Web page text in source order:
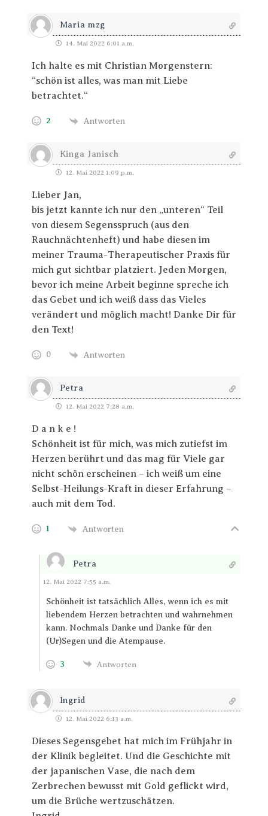
Maria mzg
14. Mai 2022 6:01 a.m.
Ich halte es mit Christian Morgenstern:
“schön ist alles, was man mit Liebe
betrachtet.“
2 Antworten
Kinga Janisch
12. Mai 2022 1:09 p.m.
Lieber Jan,
bis jetzt kannte ich nur den „unteren“ Teil
von diesem Segensspruch (aus den
Rauchnächtenheft) und habe diesen im
meiner Trauma-Therapeutischer Praxis für
mich gut sichtbar platziert. Jeden Morgen,
bevor ich meine Arbeit beginne spreche ich
das Gebet und ich weiß dass das Vieles
verändert und möglich macht! Danke Dir für
den Text!
0 Antworten
Petra
12. Mai 2022 7:28 a.m.
D a n k e !
Schönheit ist für mich, was mich zutiefst im
Herzen berührt und das mag für Viele gar
nicht schön erscheinen – ich weiß um eine
Selbst-Heilungs-Kraft in dieser Erfahrung –
auch mit dem Tod.
1 Antworten
Petra
Antworten
12. Mai 2022 7:55 a.m.
Schönheit ist tatsächlich Alles, wenn ich es mit
liebendem Herzen betrachten und wahrnehmen
kann. Nochmals Danke und Danke für den
(Ur)Segen und die Atempause.
3 Antworten
Ingrid
12. Mai 2022 6:13 a.m.
Dieses Segensgebet hat mich im Frühjahr in
der Klinik begleitet. Und die Geschichte mit
der japanischen Vase, die nach dem
Zerbrechen bewusst mit Gold geflickt wird,
um die Brüche wertzuschätzen.